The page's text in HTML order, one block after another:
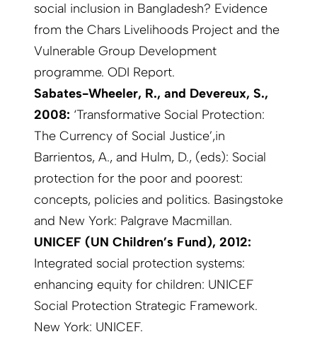
social inclusion in Bangladesh? Evidence
from the Chars Livelihoods Project and the
Vulnerable Group Development
programme. ODI Report.
Sabates-Wheeler, R., and Devereux, S.,
2008: ‘Transformative Social Protection:
The Currency of Social Justice’,in
Barrientos, A., and Hulm, D., (eds): Social
protection for the poor and poorest:
concepts, policies and politics. Basingstoke
and New York: Palgrave Macmillan.
UNICEF (UN Children’s Fund), 2012:
Integrated social protection systems:
enhancing equity for children: UNICEF
Social Protection Strategic Framework.
New York: UNICEF.